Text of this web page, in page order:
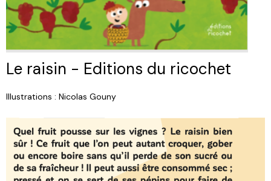
Le raisin - Editions du ricochet
Illustrations : Nicolas Gouny